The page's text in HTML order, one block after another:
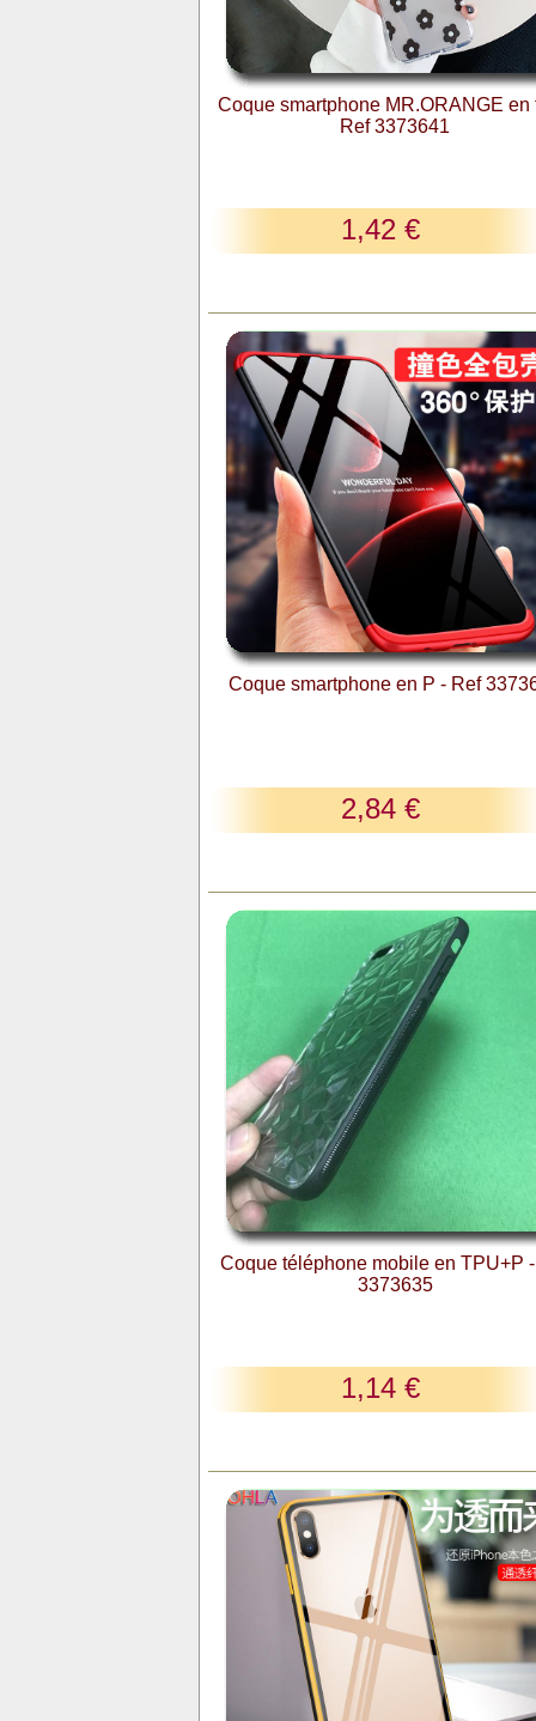
Coque smartphone MR.ORANGE en
Ref 3373641
1,42 €
Coque smartphone en P - Ref
2,84 €
Coque téléphone mobile en TPU+P
3373635
1,14 €